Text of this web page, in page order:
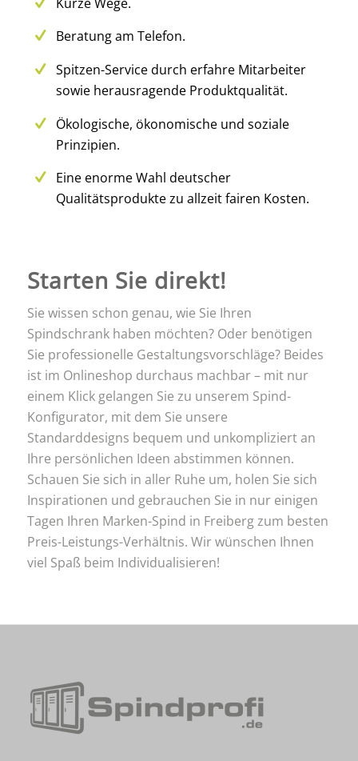
Beratung am Telefon.
Spitzen-Service durch erfahre Mitarbeiter
sowie herausragende Produktqualität.
Ökologische, ökonomische und soziale
Prinzipien.
Eine enorme Wahl deutscher
Qualitätsprodukte zu allzeit fairen Kosten.
Starten Sie direkt!
Sie wissen schon genau, wie Sie Ihren
Spindschrank haben möchten? Oder benötigen
Sie professionelle Gestaltungsvorschläge? Beides
ist im Onlineshop durchaus machbar – mit nur
einem Klick gelangen Sie zu unserem Spind-
Konfigurator, mit dem Sie unsere
Standarddesigns bequem und unkompliziert an
Ihre persönlichen Ideen abstimmen können.
Schauen Sie sich in aller Ruhe um, holen Sie sich
Inspirationen und gebrauchen Sie in nur einigen
Tagen Ihren Marken-Spind in Freiberg zum besten
Preis-Leistungs-Verhältnis. Wir wünschen Ihnen
viel Spaß beim Individualisieren!